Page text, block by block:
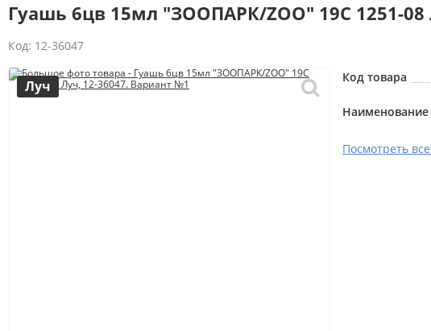
Игры
Открытки
Учебники
Гуашь 6цв 15мл "ЗООПАРК/ZOO" 19С 1251-08
Код: 12-36047
Луч
Код товара
Наименование
Посмотреть